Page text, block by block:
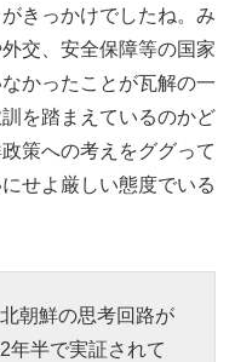
きっかけでしたね。み
交、安全保障等の国家
かったことが瓦解の一
を踏まえているのかど
策への考えをググって
せよ厳しい態度でいる
朝鮮の思考回路が
年半で実証されて